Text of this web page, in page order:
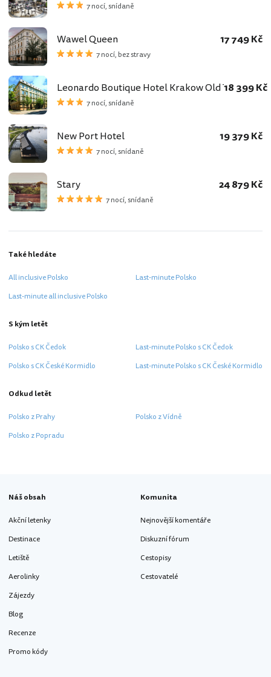
7 nocí, snídaně
Wawel Queen
7 nocí, bez stravy
17 749 Kč
Leonardo Boutique Hotel Krakow Old Town
7 nocí, snídaně
18 399 Kč
New Port Hotel
7 nocí, snídaně
19 379 Kč
Stary
7 nocí, snídaně
24 879 Kč
Také hledáte
All inclusive Polsko
Last-minute Polsko
Last-minute all inclusive Polsko
S kým letět
Polsko s CK Čedok
Last-minute Polsko s CK Čedok
Polsko s CK České Kormidlo
Last-minute Polsko s CK České Kormidlo
Odkud letět
Polsko z Prahy
Polsko z Vídně
Polsko z Popradu
Náš obsah
Akční letenky
Destinace
Letiště
Aerolinky
Zájezdy
Blog
Recenze
Promo kódy
Komunita
Nejnovější komentáře
Diskuzní fórum
Cestopisy
Cestovatelé